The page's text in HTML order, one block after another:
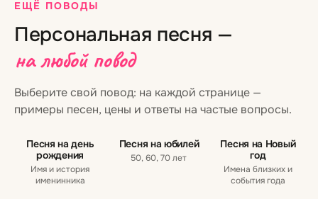
ЕЩЁ ПОВОДЫ
Персональная песня —
на любой повод
Выберите свой повод: на каждой странице —
примеры песен, цены и ответы на частые вопросы.
Песня на день
рождения
Имя и история
именинника
Песня на юбилей
50, 60, 70 лет
Песня на Новый
год
Имена близких и
события года